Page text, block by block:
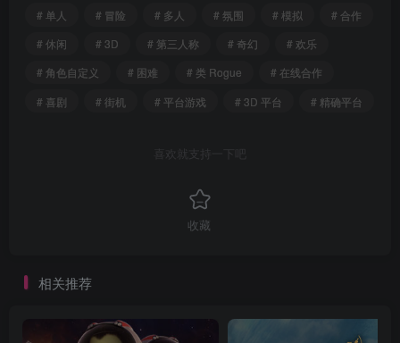
# 单人
# 冒险 # 多人 # 氛围 # 模拟
# 合作
# 休闲
# 3D # 第三人称 # 奇幻
# 欢乐
# 角色自定义
# 困难 # 类 Rogue
# 在线合作
# 喜剧
# 街机 # 平台游戏 # 3D 平台 # 精确平台
喜欢就支持一下吧
收藏
相关推荐